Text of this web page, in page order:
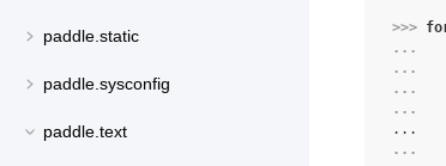
paddle.static
paddle.sysconfig
paddle.text
>>>
...
...
...
...
...
...